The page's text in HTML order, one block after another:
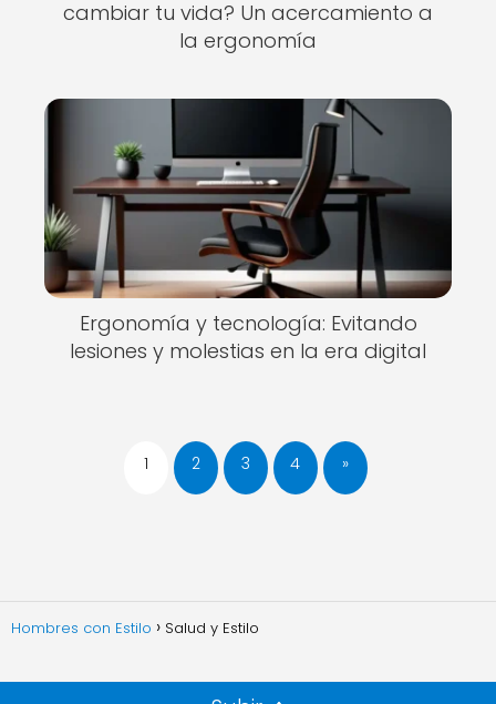
cambiar tu vida? Un acercamiento a
la ergonomía
Ergonomía y tecnología: Evitando
lesiones y molestias en la era digital
1 2 3 4 »
Hombres con Estilo Salud y Estilo